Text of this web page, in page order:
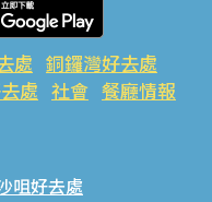
處 銅鑼灣好去處
處 社會 餐廳情報
咀好去處